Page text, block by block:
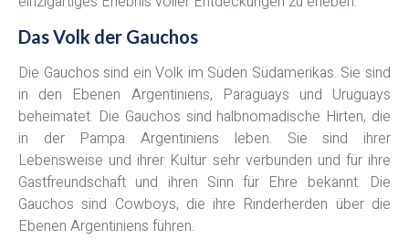
Das Volk der Gauchos
Die Gauchos sind ein Volk im Süden Südamerikas. Sie sind
in den Ebenen Argentiniens, Paraguays und Uruguays
beheimatet. Die Gauchos sind halbnomadische Hirten, die
in der Pampa Argentiniens leben. Sie sind ihrer
Lebensweise und ihrer Kultur sehr verbunden und für ihre
Gastfreundschaft und ihren Sinn für Ehre bekannt. Die
Gauchos sind Cowboys, die ihre Rinderherden über die
Ebenen Argentiniens führen.